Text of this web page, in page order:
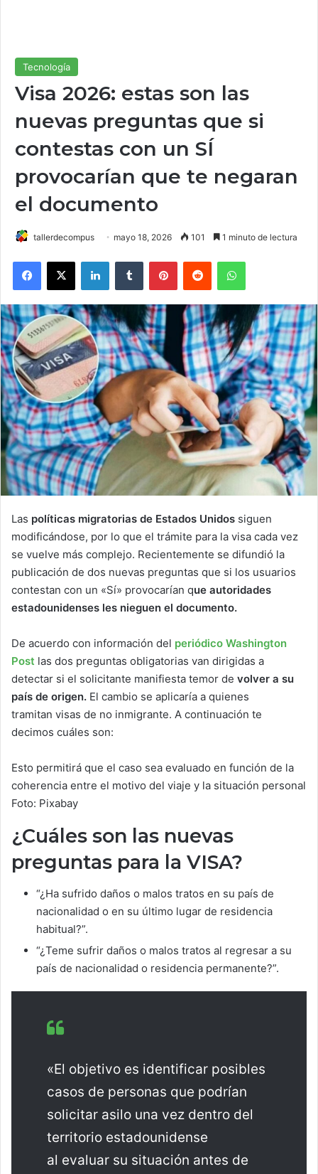
Tecnología
Visa 2026: estas son las
nuevas preguntas que si
contestas con un SÍ
provocarían que te negaran
el documento
tallerdecompus mayo 18, 2026 101 1 minuto de lectura
Las políticas migratorias de Estados Unidos siguen
modificándose, por lo que el trámite para la visa cada vez
se vuelve más complejo. Recientemente se difundió la
publicación de dos nuevas preguntas que si los usuarios
contestan con un «Sí» provocarían que autoridades
estadounidenses les nieguen el documento.
De acuerdo con información del periódico Washington
Post las dos preguntas obligatorias van dirigidas a
detectar si el solicitante manifiesta temor de volver a su
país de origen. El cambio se aplicaría a quienes
tramitan visas de no inmigrante. A continuación te
decimos cuáles son:
Esto permitirá que el caso sea evaluado en función de la
coherencia entre el motivo del viaje y la situación personal
Foto: Pixabay
¿Cuáles son las nuevas
preguntas para la VISA?
“¿Ha sufrido daños o malos tratos en su país de
nacionalidad o en su último lugar de residencia
habitual?”.
“¿Teme sufrir daños o malos tratos al regresar a su
país de nacionalidad o residencia permanente?”.
«El objetivo es identificar posibles
casos de personas que podrían
solicitar asilo una vez dentro del
territorio estadounidense
al evaluar su situación antes de